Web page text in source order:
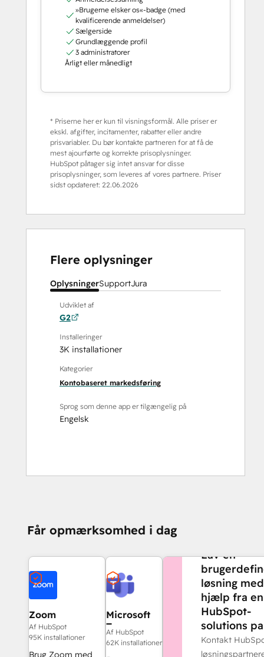
»Brugerne elsker os«-badge (med
kvalificerende anmeldelser)
Sælgerside
Grundlæggende profil
3 administratorer
Årligt eller månedligt
* Priserne her er kun til visningsformål. Alle priser er
ekskl. afgifter, incitamenter, rabatter eller andre
prisvariabler. Du bør kontakte partneren for at få de
mest ajourførte og korrekte prisoplysninger.
HubSpot påtager sig intet ansvar for disse
prisoplysninger, som leveres af vores partnere. Priser
sidst opdateret: 22.06.2026
Flere oplysninger
OplysningerSupportJura
Udviklet af
G2
Installeringer
3K installationer
Kategorier
Kontobaseret markedsføring
Sprog som denne app er tilgængelig på
Engelsk
Får opmærksomhed i dag
Zoom
Af HubSpot
95K installationer
Brug Zoom med
Microsoft
Teams
Af HubSpot
62K installationer
Lav en
løsning med
hjælp fra en
HubSpot-
solutions
Kontakt